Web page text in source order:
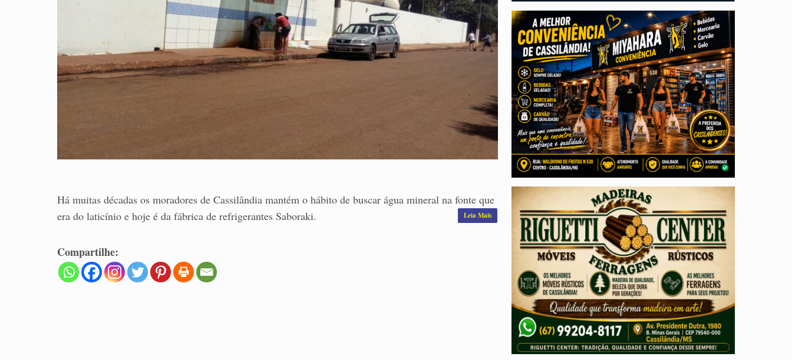
Há muitas décadas os moradores de Cassilândia mantém o hábito de buscar água mineral na fonte que
era do laticínio e hoje é da fábrica de refrigerantes Saboraki.
Leia Mais
Compartilhe: